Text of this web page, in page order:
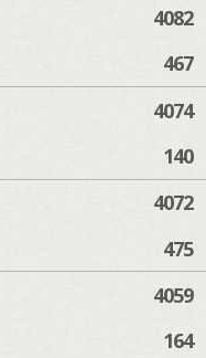
4082
467
4074
140
4072
475
4059
164